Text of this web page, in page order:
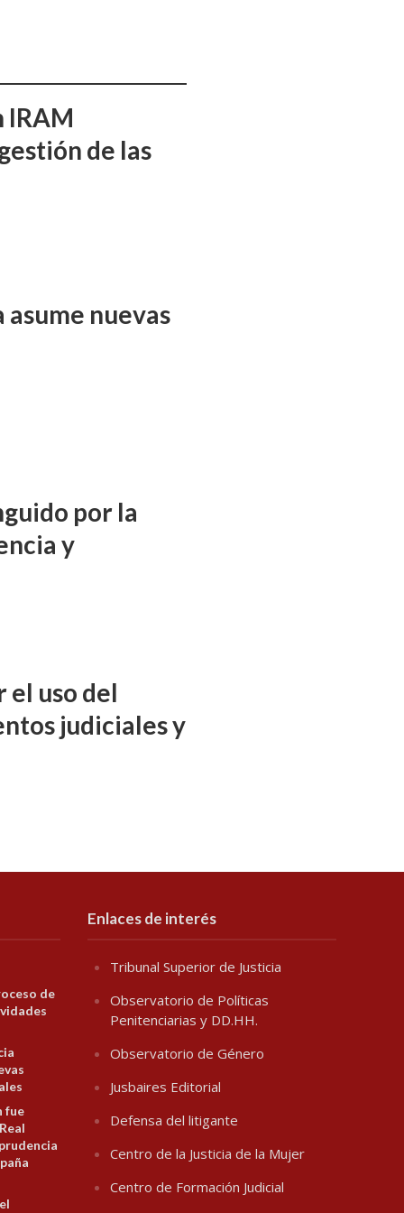
IRAM
de las
nuevas
por la
y
uso del
judiciales y
de
fue
Enlaces de interés
Tribunal Superior de Justicia
Observatorio de Políticas
Penitenciarias y DD.HH.
Observatorio de Género
Jusbaires Editorial
Defensa del litigante
Centro de la Justicia de la Mujer
Centro de Formación Judicial